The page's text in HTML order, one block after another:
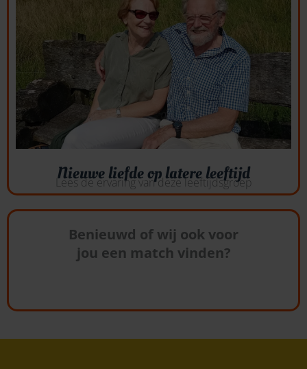
Nieuwe liefde op latere leeftijd
Lees de ervaring van deze leeftijdsgroep
Benieuwd of wij ook voor
jou een match vinden?